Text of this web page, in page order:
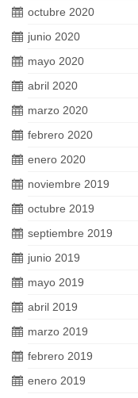
octubre 2020
junio 2020
mayo 2020
abril 2020
marzo 2020
febrero 2020
enero 2020
noviembre 2019
octubre 2019
septiembre 2019
junio 2019
mayo 2019
abril 2019
marzo 2019
febrero 2019
enero 2019